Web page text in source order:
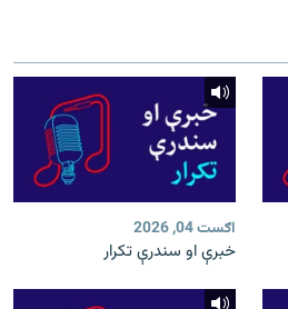
اګست 04, 2026
خبرې او سندرې تکرار